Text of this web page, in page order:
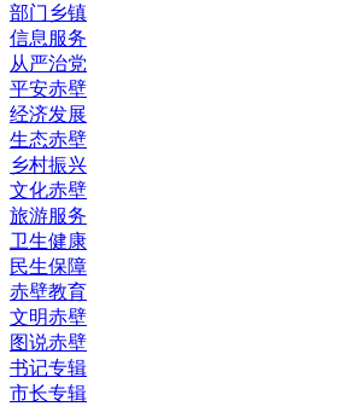
部门乡镇
信息服务
从严治党
平安赤壁
经济发展
生态赤壁
乡村振兴
文化赤壁
旅游服务
卫生健康
民生保障
赤壁教育
文明赤壁
图说赤壁
书记专辑
市长专辑